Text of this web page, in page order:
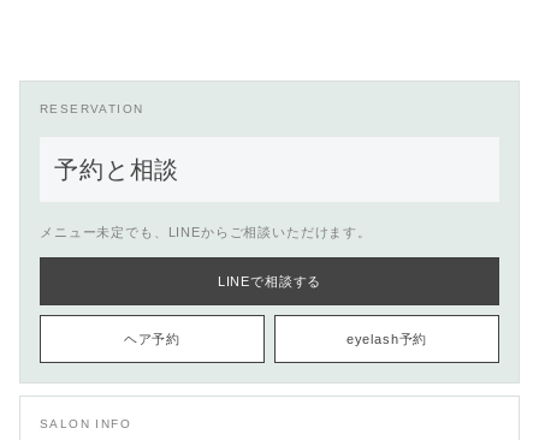
RESERVATION
予約と相談
メニュー未定でも、LINEからご相談いただけます。
LINEで相談する
ヘア予約 eyelash予約
SALON INFO